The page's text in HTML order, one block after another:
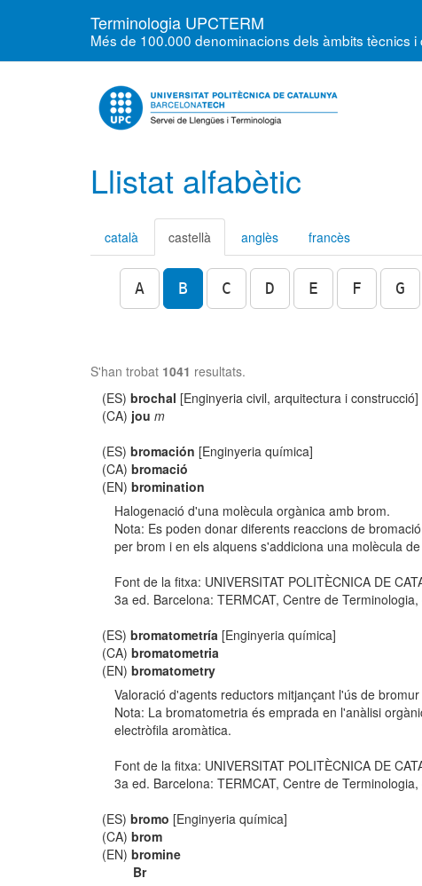
Terminologia UPCTERM
Més de 100.000 denominacions dels àmbits tècnics i
Llistat alfabètic
català castellà anglès francès
A B C D E F G
S'han trobat 1041 resultats.
(ES)brochal [Enginyeria civil, arquitectura i construcció]
(CA) jou m
(ES)bromación [Enginyeria química]
(CA)bromació
(EN)bromination
Halogenació d'una molècula orgànica amb brom.
Nota: Es poden donar diferents reaccions de
per brom i en els alquens s'addiciona una molècula
Font de la fitxa: UNIVERSITAT POLITÈCNICA DE
3a ed. Barcelona: TERMCAT, Centre de
(ES)bromatometría [Enginyeria química]
(CA)bromatometria
(EN)bromatometry
Valoració d'agents reductors mitjançant l'ús de
Nota: La bromatometria és emprada en l'anàlisi
electròfila aromàtica.
Font de la fitxa: UNIVERSITAT POLITÈCNICA DE
3a ed. Barcelona: TERMCAT, Centre de
(ES)bromo [Enginyeria química]
(CA)brom
(EN)bromine
Br